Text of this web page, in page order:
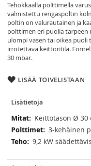
Tehokkaalla polttimella
valmistettu rengaspoltin
poltin on valurautainen ja
polttimen eri puolia tarpeen
ulompi vasen tai oikea puoli
irrotettava keittoritilä.
30 mbar.
LISÄÄ TOIVELISTAAN
Lisätietoja
LisätietojaKeittotason Ø 30
3-kehäinen
9,2 kW